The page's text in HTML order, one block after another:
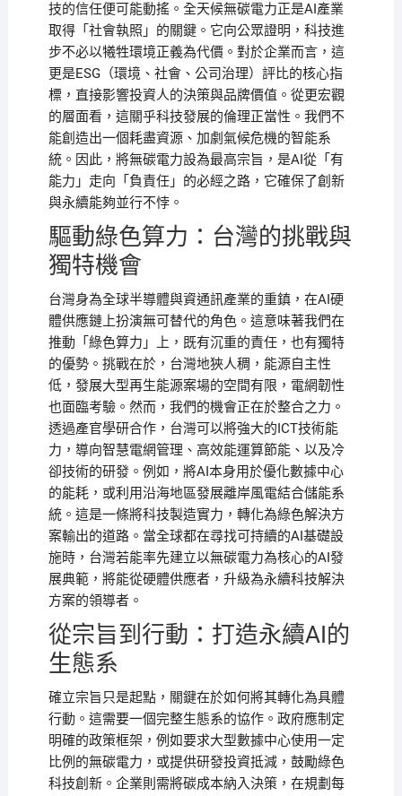
技的信任便可能動搖。全天候無碳電力正是AI產業
取得「社會執照」的關鍵。它向公眾證明，科技進
步不必以犧牲環境正義為代價。對於企業而言，這
更是ESG（環境、社會、公司治理）評比的核心指
標，直接影響投資人的決策與品牌價值。從更宏觀
的層面看，這關乎科技發展的倫理正當性。我們不
能創造出一個耗盡資源、加劇氣候危機的智能系
統。因此，將無碳電力設為最高宗旨，是AI從「有
能力」走向「負責任」的必經之路，它確保了創新
與永續能夠並行不悖。
驅動綠色算力：台灣的挑戰與
獨特機會
台灣身為全球半導體與資通訊產業的重鎮，在AI硬
體供應鏈上扮演無可替代的角色。這意味著我們在
推動「綠色算力」上，既有沉重的責任，也有獨特
的優勢。挑戰在於，台灣地狹人稠，能源自主性
低，發展大型再生能源案場的空間有限，電網韌性
也面臨考驗。然而，我們的機會正在於整合之力。
透過產官學研合作，台灣可以將強大的ICT技術能
力，導向智慧電網管理、高效能運算節能、以及冷
卻技術的研發。例如，將AI本身用於優化數據中心
的能耗，或利用沿海地區發展離岸風電結合儲能系
統。這是一條將科技製造實力，轉化為綠色解決方
案輸出的道路。當全球都在尋找可持續的AI基礎設
施時，台灣若能率先建立以無碳電力為核心的AI發
展典範，將能從硬體供應者，升級為永續科技解決
方案的領導者。
從宗旨到行動：打造永續AI的
生態系
確立宗旨只是起點，關鍵在於如何將其轉化為具體
行動。這需要一個完整生態系的協作。政府應制定
明確的政策框架，例如要求大型數據中心使用一定
比例的無碳電力，或提供研發投資抵減，鼓勵綠色
科技創新。企業則需將碳成本納入決策，在規劃每